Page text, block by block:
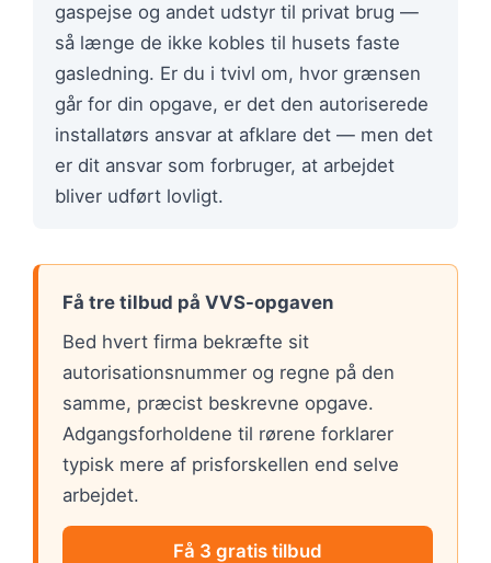
gaspejse og andet udstyr til privat brug —
så længe de ikke kobles til husets faste
gasledning. Er du i tvivl om, hvor grænsen
går for din opgave, er det den autoriserede
installatørs ansvar at afklare det — men det
er dit ansvar som forbruger, at arbejdet
bliver udført lovligt.
Få tre tilbud på VVS-opgaven
Bed hvert firma bekræfte sit
autorisationsnummer og regne på den
samme, præcist beskrevne opgave.
Adgangsforholdene til rørene forklarer
typisk mere af prisforskellen end selve
arbejdet.
Få 3 gratis tilbud